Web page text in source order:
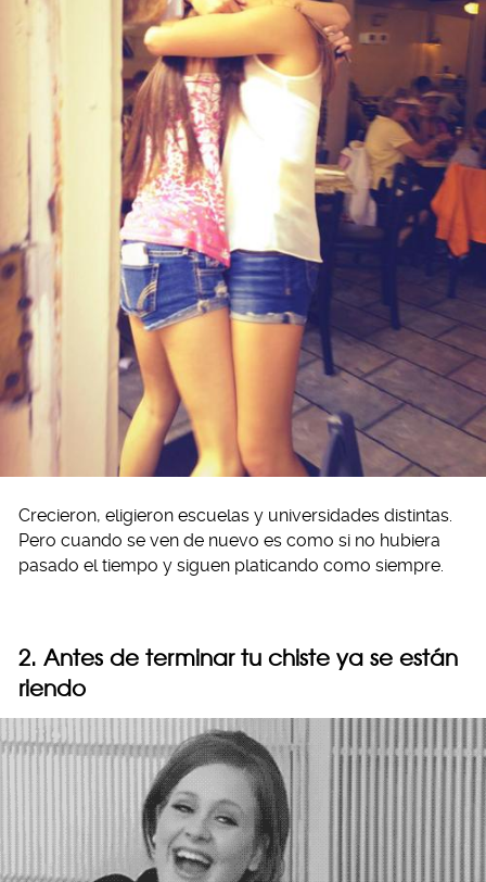
Crecieron, eligieron escuelas y universidades distintas.
Pero cuando se ven de nuevo es como si no hubiera
pasado el tiempo y siguen platicando como siempre.
2. Antes de terminar tu chiste ya se están
riendo